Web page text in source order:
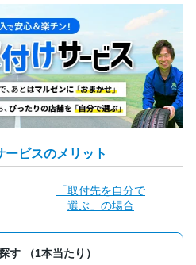
ービスのメリット
「取付先を自分で
選ぶ」の場合
す （1本当たり）